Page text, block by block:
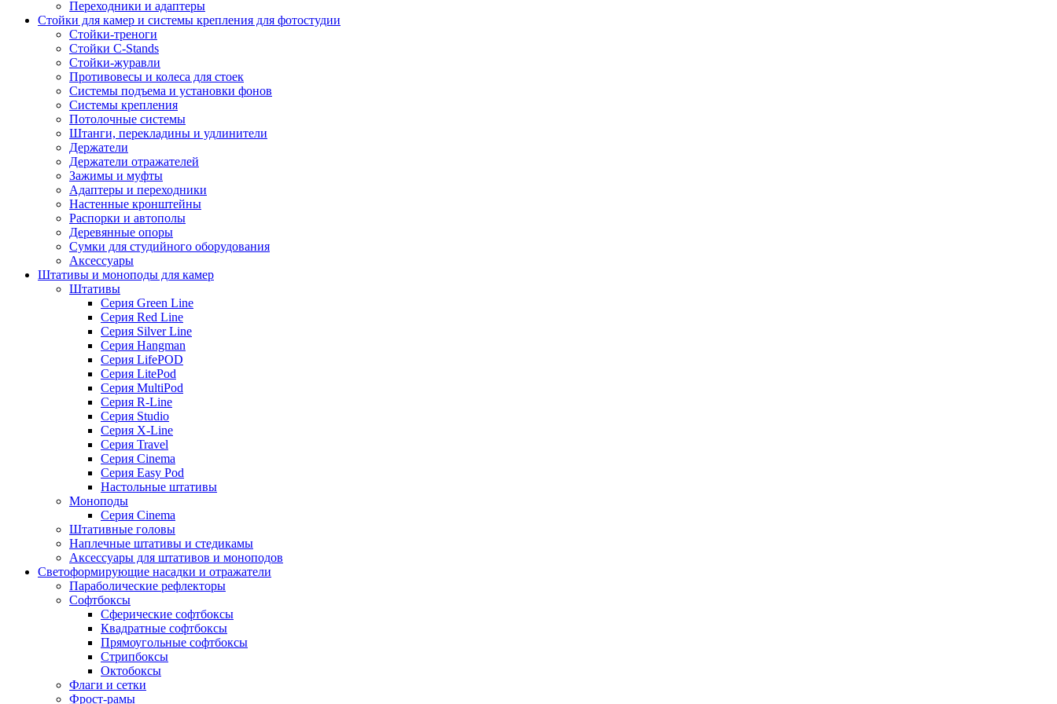
Переходники и адаптеры
Стойки для камер и системы крепления для фотостудии
Стойки-треноги
Стойки C-Stands
Стойки-журавли
Противовесы и колеса для стоек
Системы подъема и установки фонов
Системы крепления
Потолочные системы
Штанги, перекладины и удлинители
Держатели
Держатели отражателей
Зажимы и муфты
Адаптеры и переходники
Настенные кронштейны
Распорки и автополы
Деревянные опоры
Сумки для студийного оборудования
Аксессуары
Штативы и моноподы для камер
Штативы
Серия Green Line
Серия Red Line
Серия Silver Line
Серия Hangman
Серия LifePOD
Серия LitePod
Серия MultiPod
Серия R-Line
Серия Studio
Серия X-Line
Серия Travel
Серия Cinema
Серия Easy Pod
Настольные штативы
Моноподы
Серия Cinema
Штативные головы
Наплечные штативы и стедикамы
Аксессуары для штативов и моноподов
Светоформирующие насадки и отражатели
Параболические рефлекторы
Софтбоксы
Сферические софтбоксы
Квадратные софтбоксы
Прямоугольные софтбоксы
Стрипбоксы
Октобоксы
Флаги и сетки
Фрост-рамы